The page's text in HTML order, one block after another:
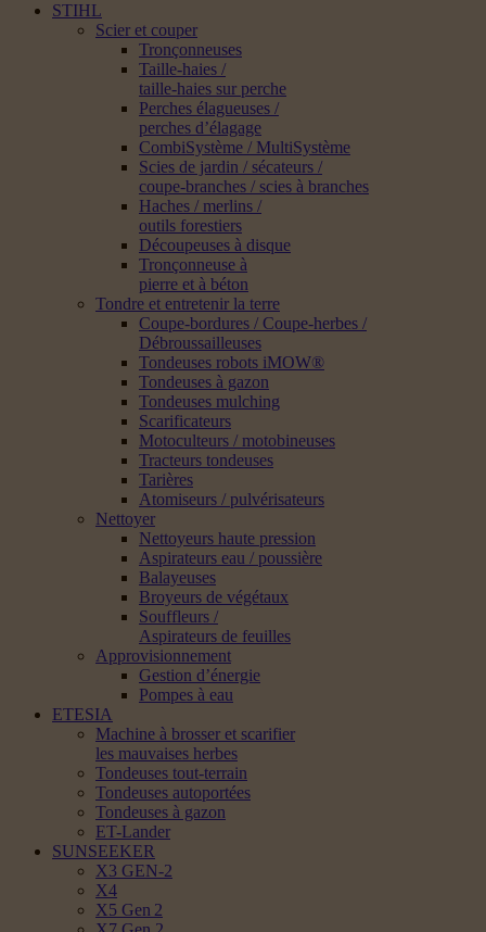
STIHL
Scier et couper
Tronçonneuses
Taille-haies /
taille-haies sur perche
Perches élagueuses /
perches d’élagage
CombiSystème / MultiSystème
Scies de jardin / sécateurs /
coupe-branches / scies à branches
Haches / merlins /
outils forestiers
Découpeuses à disque
Tronçonneuse à
pierre et à béton
Tondre et entretenir la terre
Coupe-bordures / Coupe-herbes /
Débroussailleuses
Tondeuses robots iMOW®
Tondeuses à gazon
Tondeuses mulching
Scarificateurs
Motoculteurs / motobineuses
Tracteurs tondeuses
Tarières
Atomiseurs / pulvérisateurs
Nettoyer
Nettoyeurs haute pression
Aspirateurs eau / poussière
Balayeuses
Broyeurs de végétaux
Souffleurs /
Aspirateurs de feuilles
Approvisionnement
Gestion d’énergie
Pompes à eau
ETESIA
Machine à brosser et scarifier
les mauvaises herbes
Tondeuses tout-terrain
Tondeuses autoportées
Tondeuses à gazon
ET-Lander
SUNSEEKER
X3 GEN-2
X4
X5 Gen 2